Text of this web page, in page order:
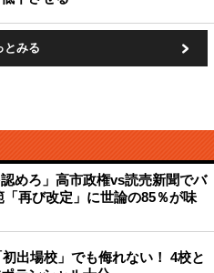
とみる
認めろ」高市政権vs読売新聞でバ
「再び改定」に世論の85％が味
出場校」でも侮れない！ 4校と